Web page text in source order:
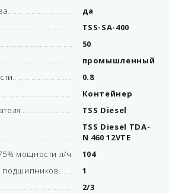
да
TSS-SA-400
50
промышленный
0.8
Контейнер
TSS Diesel
TSS Diesel TDA-
N 460 12VTE
мощности л/ч
104
подшипников
1
2/3